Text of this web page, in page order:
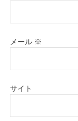
メール ※
サイト